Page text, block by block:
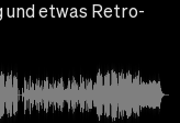
und etwas Retro-